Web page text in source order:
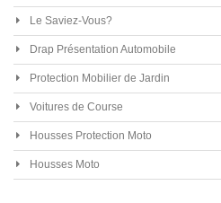
Le Saviez-Vous?
Drap Présentation Automobile
Protection Mobilier de Jardin
Voitures de Course
Housses Protection Moto
Housses Moto